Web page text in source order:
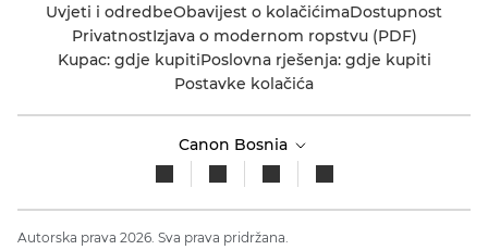
Uvjeti i odredbeObavijest o kolačićimaDostupnost
PrivatnostIzjava o modernom ropstvu (PDF)
Kupac: gdje kupitiPoslovna rješenja: gdje kupiti
Postavke kolačića
Canon Bosnia
Autorska prava 2026. Sva prava pridržana.